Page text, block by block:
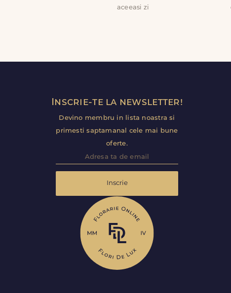
aceeasi zi
Inscrie-te la newsletter!
Devino membru in lista noastra si
primesti saptamanal cele mai bune
oferte.
Inscrie